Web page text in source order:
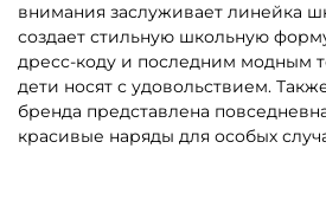
внимания заслуживает линейка
создает стильную школьную
дресс-коду и последним модным
дети носят с удовольствием.
бренда представлена
красивые наряды для особых